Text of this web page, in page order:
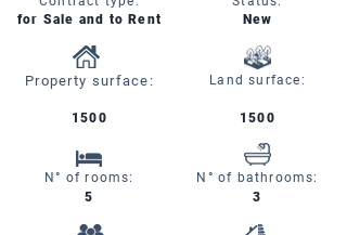
for Sale and to Rent
New
Property surface: Land surface:
1500
N° of rooms:
5
1500
N° of bathrooms:
3